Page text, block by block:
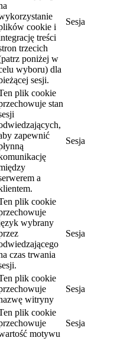
cookie i
treści
trzecich
poniżej w
wyboru) dla
sesji.
Sesja
plik cookie
stan
zapewnić
a
Sesja
plik cookie
wybrany
czas trwania
Sesja
plik cookie
witryny
Sesja
plik cookie
motywu
Sesja